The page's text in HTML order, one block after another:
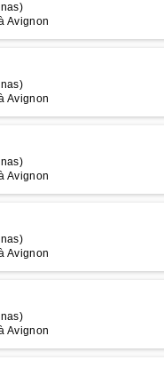
Avignon
Avignon
Avignon
Avignon
Avignon